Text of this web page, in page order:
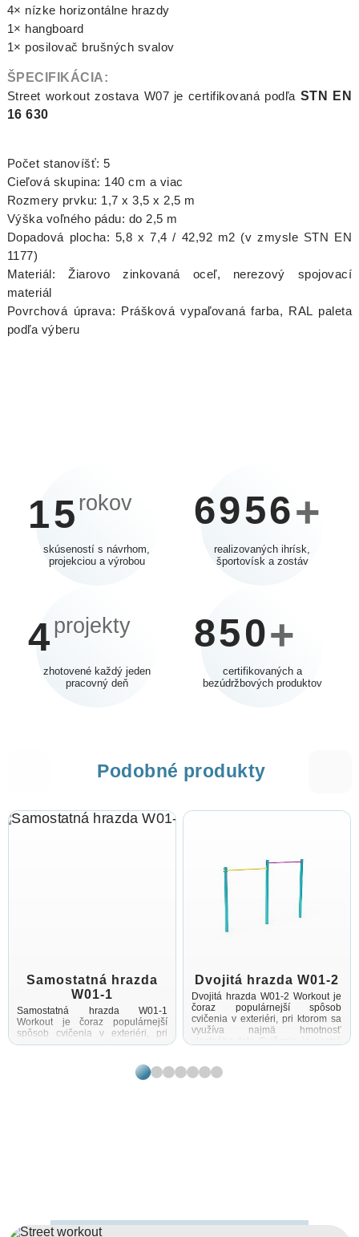
4× nízke horizontálne hrazdy
1× hangboard
1× posilovač brušných svalov
ŠPECIFIKÁCIA:
Street workout zostava W07 je certifikovaná podľa STN EN
16 630
Počet stanovíšť: 5
Cieľová skupina: 140 cm a viac
Rozmery prvku: 1,7 x 3,5 x 2,5 m
Výška voľného pádu: do 2,5 m
Dopadová plocha: 5,8 x 7,4 / 42,92 m2 (v zmysle STN EN
1177)
Materiál: Žiarovo zinkovaná oceľ, nerezový spojovací
materiál
Povrchová úprava: Prášková vypaľovaná farba, RAL paleta
podľa výberu
15 rokov
skúseností s návrhom,
projekciou a výrobou
6956+
realizovaných ihrísk,
športovísk a zostáv
4 projekty
zhotovené každý jeden
pracovný deň
850+
certifikovaných a
bezúdržbových produktov
Podobné produkty
Samostatná hrazda
W01-1
Samostatná hrazda W01-1
Workout je čoraz populárnejší
spôsob cvičenia v exteriéri, pri
ktorom sa využíva najmä
je pestré vďaka vonkajšiemu
Dvojitá hrazda W01-2
Dvojitá hrazda W01-2 Workout je
čoraz populárnejší spôsob
cvičenia v exteriéri, pri ktorom sa
využíva najmä hmotnosť